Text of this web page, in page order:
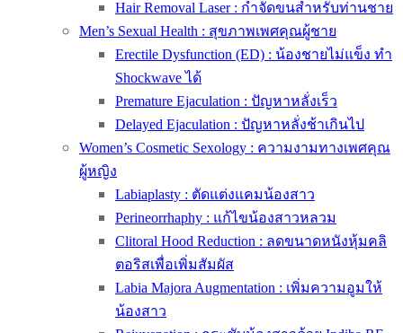
Hair Removal Laser : กำจัดขนสำหรับท่านชาย
Men’s Sexual Health : สุขภาพเพศคุณผู้ชาย
Erectile Dysfunction (ED) : น้องชายไม่แข็ง ทำ
Shockwave ได้
Premature Ejaculation : ปัญหาหลั่งเร็ว
Delayed Ejaculation : ปัญหาหลั่งช้าเกินไป
Women’s Cosmetic Sexology : ความงามทางเพศคุณ
ผู้หญิง
Labiaplasty : ตัดแต่งแคมน้องสาว
Perineorrhaphy : แก้ไขน้องสาวหลวม
Clitoral Hood Reduction : ลดขนาดหนังหุ้มคลิ
ตอริสเพื่อเพิ่มสัมผัส
Labia Majora Augmentation : เพิ่มความอูมให้
น้องสาว